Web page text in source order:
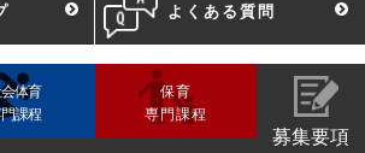
よくある質問
体育
課程
保育
専門課程
募集要項